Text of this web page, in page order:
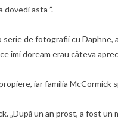
dovedi asta ”.
de fotografii cu Daphne,
doream erau câteva
iar familia McCormick
„După un an prost, a fost